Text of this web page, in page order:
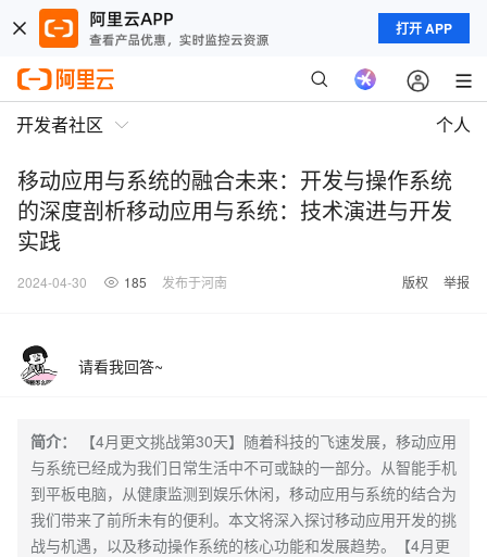
打开 APP
开发者社区 个人
移动应用与系统的融合未来：开发与操作系统
的深度剖析移动应用与系统：技术演进与开发
实践
2024-04-30 185 发布于河南 版权 举报
请看我回答~
简介：
【4月更文挑战第30天】随着科技的飞速发展，移动应用
与系统已经成为我们日常生活中不可或缺的一部分。从智能手机
到平板电脑，从健康监测到娱乐休闲，移动应用与系统的结合为
我们带来了前所未有的便利。本文将深入探讨移动应用开发的挑
战与机遇，以及移动操作系统的核心功能和发展趋势。【4月更